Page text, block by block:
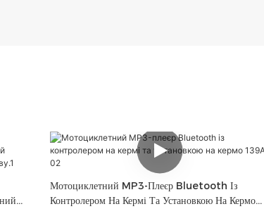
Мотоциклетний MP3-Плеєр Bluetooth Із
Контролером На Кермі Та Установкою На Кермо